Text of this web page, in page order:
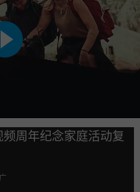
周年纪念家庭活动复